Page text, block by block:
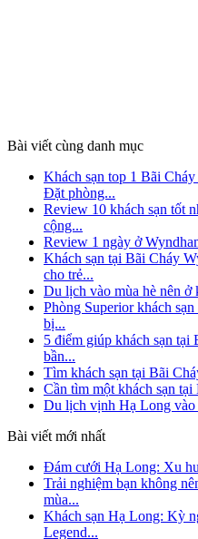
Bài viết cùng danh mục
Khách sạn top 1 Bãi
Đặt phòng...
Review 10 khách sạn tốt
cộng...
Review 1 ngày ở
Khách sạn tại Bãi Cháy
cho trẻ...
Du lịch vào mùa hè nên ở
Phòng Superior khách
bị...
5 điểm giúp khách sạn tại
bần...
Tìm khách sạn tại Bãi
Cần tìm một khách sạn
Du lịch vịnh Hạ Long vào
Bài viết mới nhất
Đám cưới Hạ Long: Xu
Trải nghiệm bạn không
mùa...
Khách sạn Hạ Long: Kỳ
Legend...